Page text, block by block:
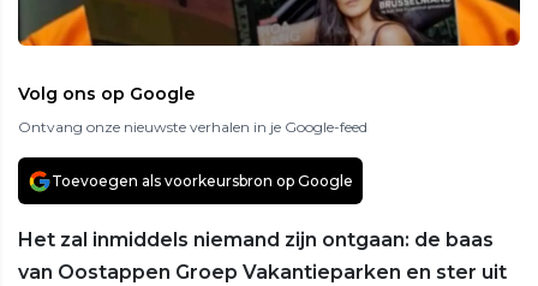
Volg ons op Google
Ontvang onze nieuwste verhalen in je Google-feed
Toevoegen als voorkeursbron op Google
Het zal inmiddels niemand zijn ontgaan: de baas
van Oostappen Groep Vakantieparken en ster uit